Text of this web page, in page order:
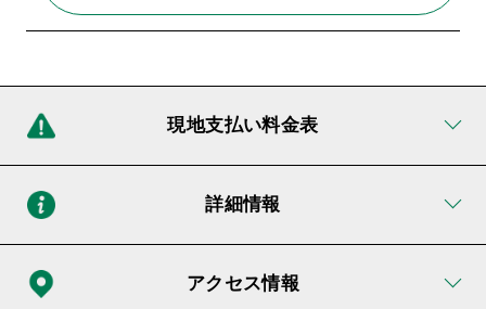
現地支払い料金表
詳細情報
アクセス情報